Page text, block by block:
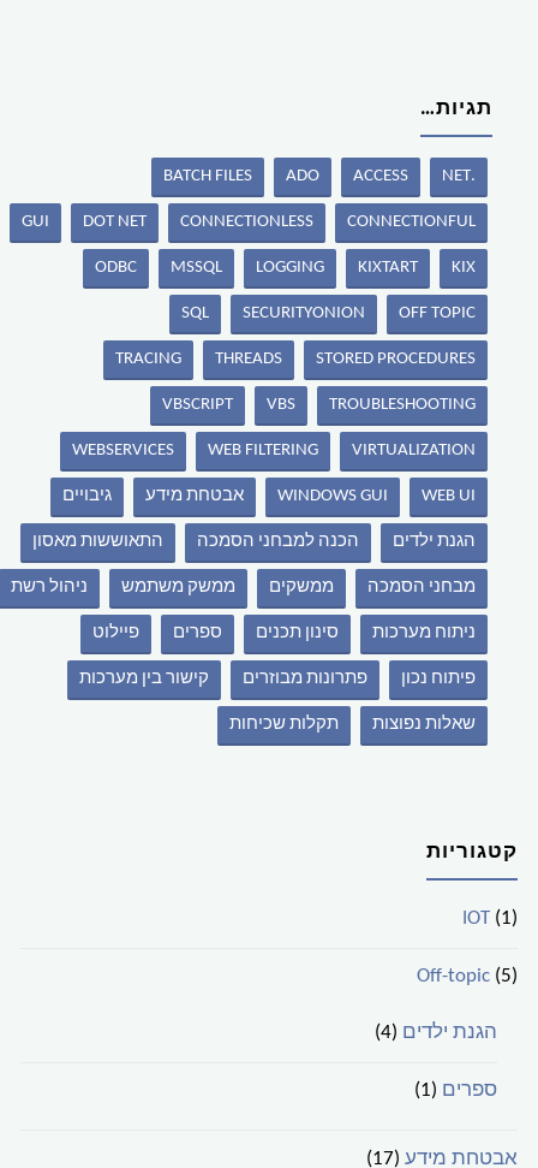
תגיות…
.NET
ACCESS
ADO
BATCH FILES
CONNECTIONFUL
CONNECTIONLESS
DOT NET
GUI
KIX
KIXTART
LOGGING
MSSQL
ODBC
OFF TOPIC
SECURITYONION
SQL
STORED PROCEDURES
THREADS
TRACING
TROUBLESHOOTING
VBS
VBSCRIPT
VIRTUALIZATION
WEB FILTERING
WEBSERVICES
WEB UI
WINDOWS GUI אבטחת מידע גיבויים
הגנת ילדים הכנה למבחני הסמכה התאוששות מאסון
מבחני הסמכה ממשקים ממשק משתמש ניהול רשת
ניתוח מערכות סינון תכנים ספרים פיילוט
פיתוח נכון פתרונות מבוזרים קישור בין מערכות
שאלות נפוצות תקלות שכיחות
קטגוריות
IOT(1)
Off-topic(5)
הגנת ילדים (4)
ספרים (1)
אבטחת מידע (17)